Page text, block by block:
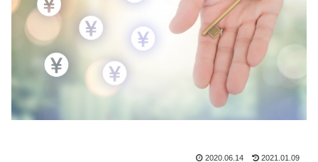
2020.06.14 2021.01.09